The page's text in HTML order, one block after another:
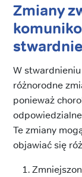
Zmiany
W
różnorodne
ponieważ
Te zmiany
objawiać się